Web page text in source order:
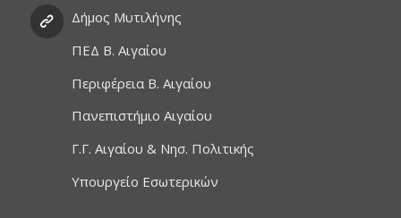
Δήμος Μυτιλήνης
ΠΕΔ Β. Αιγαίου
Περιφέρεια Β. Αιγαίου
Πανεπιστήμιο Αιγαίου
Γ.Γ. Αιγαίου & Νησ. Πολιτικής
Υπουργείο Εσωτερικών